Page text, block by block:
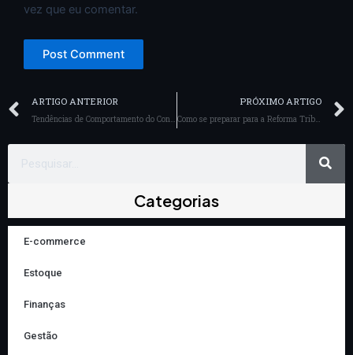
vez que eu comentar.
Prev
ARTIGO ANTERIOR
Tendências de Comportamento do Consumidor de Moda 2026: O Fim da Compra por Impulso
PRÓXIMO ARTIGO
Como se preparar para a Reforma Tributária: o que muda para Lojas de moda em 2026
Categorias
E-commerce
Estoque
Finanças
Gestão